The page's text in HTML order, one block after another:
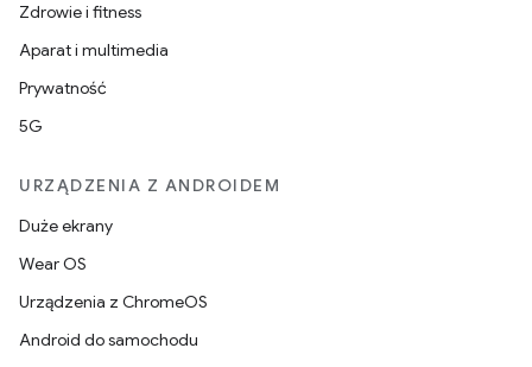
Zdrowie i fitness
Aparat i multimedia
Prywatność
5G
URZĄDZENIA Z ANDROIDEM
Duże ekrany
Wear OS
Urządzenia z ChromeOS
Android do samochodu